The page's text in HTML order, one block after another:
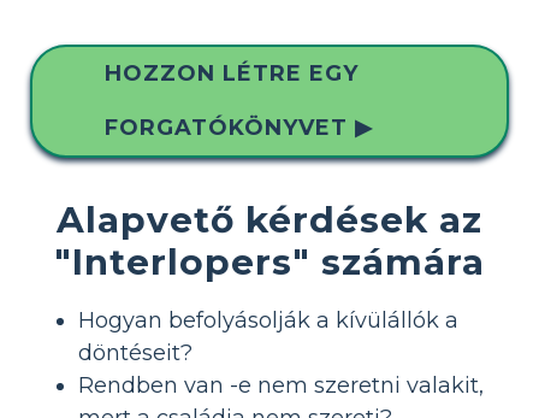
HOZZON LÉTRE EGY
FORGATÓKÖNYVET ▶
Alapvető kérdések az
"Interlopers" számára
Hogyan befolyásolják a kívülállók a
döntéseit?
Rendben van -e nem szeretni valakit,